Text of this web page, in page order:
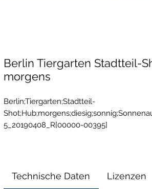
Berlin Tiergarten Stadtteil-
morgens
Berlin;Tiergarten;Stadtteil-
5_20190408_R[00000-00395]
Technische Daten Lizenzen